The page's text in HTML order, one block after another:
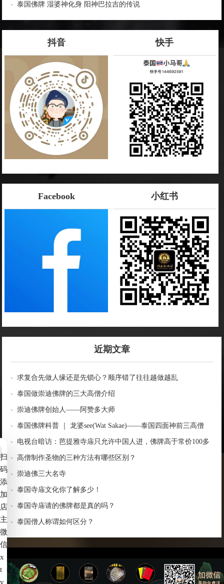
泰国佛牌 湿婆神化身 阳神巴拉吉的传说
抖音 快手
Facebook 小红书
近期文章
求复合先做人缘还是先锁心？顺序错了往往越做越乱
泰国做崇迪佛牌的三大高僧介绍
崇迪佛牌创始人——阿赞多大师
泰国佛牌科普 ｜ 龙婆see(Wat Sakae)——泰国四面神前三高僧
电视台暗访：芭提雅寺庙只允许中国人进，佛牌高于常价100多
倍！
高僧制作圣物的三种方法有哪些区别？
崇迪佛三大名寺
泰国寺庙文化你了解多少！
泰国寺庙请的佛牌都是真的吗？
泰国僧人称谓如何区分？
备案号：赣ICP备2022006539号-4
扫
码
添
加
店
主
微
信
x
t
y